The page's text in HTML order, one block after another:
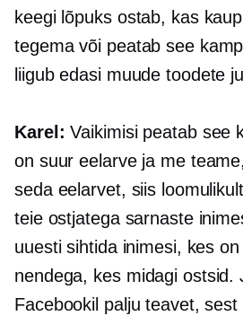
keegi lõpuks ostab, kas
tegema või peatab see
liigub edasi muude toodete
Karel: Vaikimisi peatab see
on suur eelarve ja me
seda eelarvet, siis
teie ostjatega sarnaste
uuesti sihtida inimesi, kes on
nendega, kes midagi ostsid.
Facebookil palju teavet,